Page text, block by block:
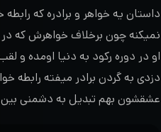
داستان یه خواهر و برادره که
نمیکنه چون برخلاف خواهرش که در
او در دوره رکود به دنیا اومده
دزدی به گردن برادر میفته رابطه
عشقشون بهم تبدیل به دشمنی بین